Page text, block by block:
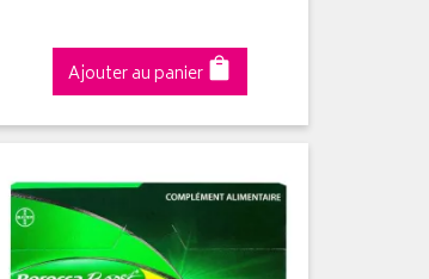
Ajouter au panier